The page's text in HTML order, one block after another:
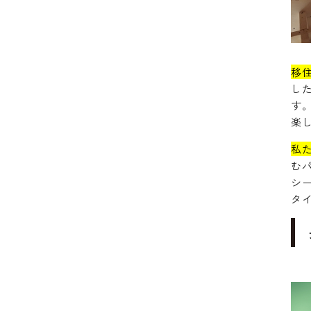
移
し
す
楽
私
む
シ
タ